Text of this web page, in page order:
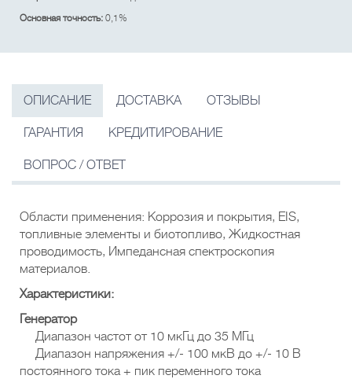
Основная точность: 0,1%
ОПИСАНИЕ ДОСТАВКА ОТЗЫВЫ
ГАРАНТИЯ КРЕДИТИРОВАНИЕ
ВОПРОС / ОТВЕТ
Области применения: Коррозия и покрытия, EIS,
топливные элементы и биотопливо, Жидкостная
проводимость, Импедансная спектроскопия
материалов.
Характеристики:
Генератор
Диапазон частот от 10 мкГц до 35 МГц
Диапазон напряжения +/- 100 мкВ до +/- 10 В
постоянного тока + пик переменного тока